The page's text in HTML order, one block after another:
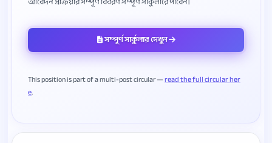
সম্পূর্ণ সার্কুলার দেখুন
This position is part of a multi-post circular —read the full circular her
e